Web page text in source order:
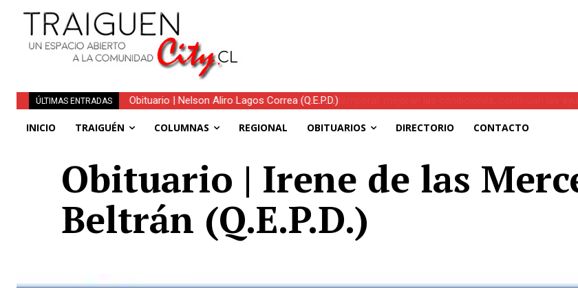
ÚLTIMAS ENTRADAS
Traiguén consolida su recuperación tras el temporal: mejoran las condiciones, continúan las
INICIO TRAIGUÉN COLUMNAS REGIONAL OBITUARIOS DIRECTORIO CONTACTO
Obituario | Irene de las
Beltrán (Q.E.P.D.)